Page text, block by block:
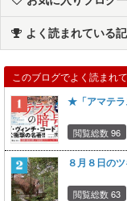
よく読まれている
このブログでよく読まれ
★「アマテ
閲覧総数 96
８月８日の
閲覧総数 63